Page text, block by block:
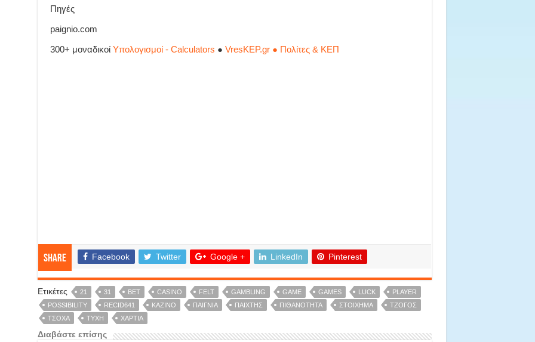
Πηγές
paignio.com
300+ μοναδικοί Υπολογισμοί - Calculators ● VresKEP.gr ● Πολίτες & ΚΕΠ
Share Facebook Twitter Google + LinkedIn Pinterest
Ετικέτες 21 31 BET CASINO FELT GAMBLING GAME GAMES LUCK
PLAYER
POSSIBILITY
RECID641 ΚΑΖΊΝΟ ΠΑΊΓΝΙΑ ΠΑΊΧΤΗΣ ΠΙΘΑΝΌΤΗΤΑ ΣΤΟΊΧΗΜΑ
ΤΖΌΓΟΣ
ΤΣΌΧΑ
ΤΎΧΗ ΧΑΡΤΙΆ
Διαβάστε επίσης